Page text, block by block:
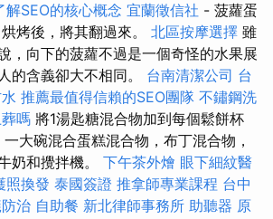
解SEO的核心概念 宜蘭徵信社 - 菠蘿蛋
烤後，將其翻過來。 北區按摩選擇 雖
，向下的菠蘿不過是一個奇怪的水果展
的含義卻大不相同。 台南清潔公司 台
推薦最值得信賴的SEO團隊 不鏽鋼洗
嗎 將1湯匙糖混合物加到每個鬆餅杯
一大碗混合蛋糕混合物，布丁混合物，
奶和攪拌機。 下午茶外燴 眼下細紋醫
照換發 泰國簽證 推拿師專業課程 台中
治 自助餐 新北律師事務所 助聽器 原